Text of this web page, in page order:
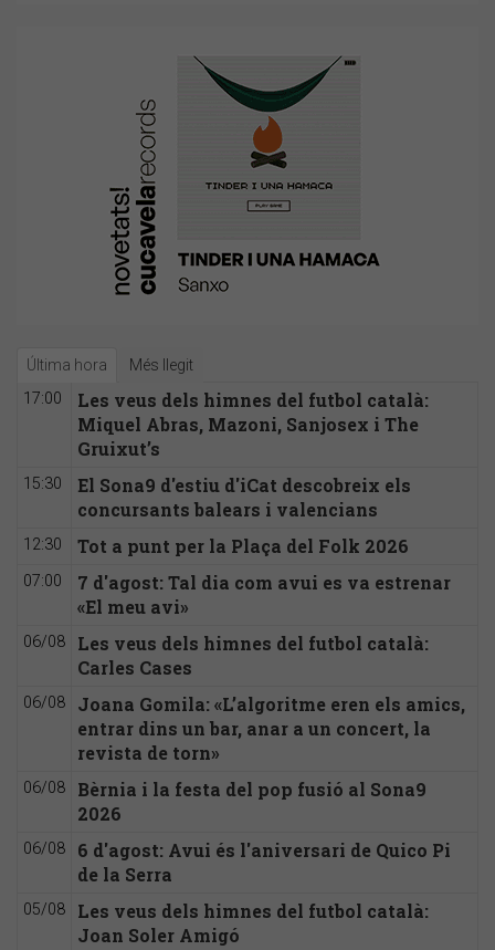
Última hora Més llegit
17:00
Les veus dels himnes del futbol català:
Miquel Abras, Mazoni, Sanjosex i The
Gruixut’s
15:30
El Sona9 d'estiu d'iCat descobreix els
concursants balears i valencians
12:30 Tot a punt per la Plaça del Folk 2026
07:00
7 d'agost: Tal dia com avui es va estrenar
«El meu avi»
06/08
Les veus dels himnes del futbol català:
Carles Cases
06/08
Joana Gomila: «L’algoritme eren els amics,
entrar dins un bar, anar a un concert, la
revista de torn»
06/08
Bèrnia i la festa del pop fusió al Sona9
2026
06/08
6 d'agost: Avui és l'aniversari de Quico Pi
de la Serra
05/08
Les veus dels himnes del futbol català:
Joan Soler Amigó